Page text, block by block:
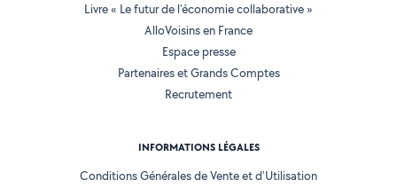
Livre « Le futur de l'économie collaborative »
AlloVoisins en France
Espace presse
Partenaires et Grands Comptes
Recrutement
INFORMATIONS LÉGALES
Conditions Générales de Vente et d'Utilisation